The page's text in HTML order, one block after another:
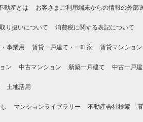
動産とは お客さまご利用端末からの情報の外部
り扱いについて 消費税に関する表記について
事業用 賃貸一戸建て・一軒家 賃貸マンション
ン 中古マンション 新築一戸建て 中古一戸
土地活用
マンションライブラリー 不動産会社検索